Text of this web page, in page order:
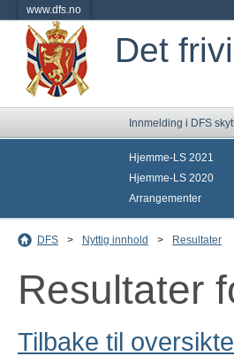
www.dfs.no
Det
Innmelding i DFS
Hjemme-LS 2021
Hjemme-LS 2020
Arrangementer
DFS > Nyttig innhold > Resultater
Resultater
Tilbake til